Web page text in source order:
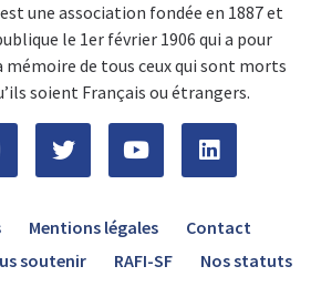
une association fondée en 1887 et
le 1er février 1906 qui a pour
de tous ceux qui sont morts
soient Français ou étrangers.
Mentions légales
Contact
soutenir RAFI-SF Nos statuts